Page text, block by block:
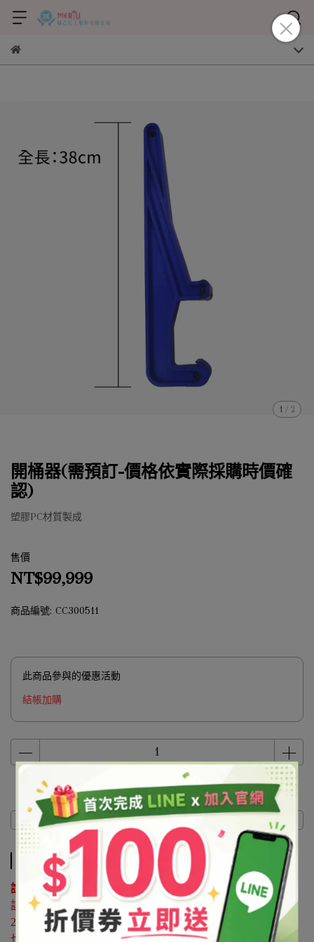
1 / 2
開桶器(需預訂-價格依實際採購時價確
認)
塑膠PC材質製成
售價
NT$99,999
商品編號: CC300511
此商品參與的優惠活動
結帳加購
商品介紹
商品介紹
說明 ：
該原料屬於協尋客訂品，如有購買需求請來電洽詢02-
25596118
也可利用 LINE@官方帳號詢問 帳號搜尋「@syb1803x」